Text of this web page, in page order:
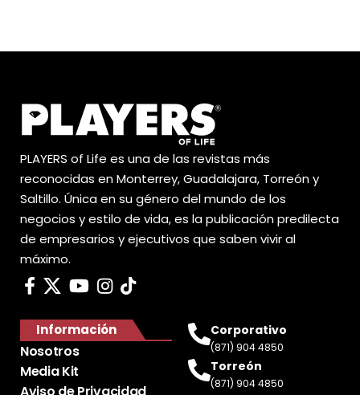
PLAYERS of Life es una de las revistas más
reconocidas en Monterrey, Guadalajara, Torreón y
Saltillo. Única en su género del mundo de los
negocios y estilo de vida, es la publicación predilecta
de empresarios y ejecutivos que saben vivir al
máximo.
Información
Nosotros
Media Kit
Corporativo
(871) 904 4850
Torreón
(871) 904 4850